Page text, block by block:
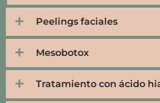
Peelings faciales
Mesobotox
Tratamiento con ácido